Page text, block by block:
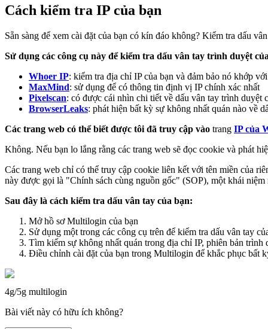
Cách kiểm tra IP của bạn
Sẵn sàng để xem cài đặt của bạn có kín đáo không? Kiểm tra dấu
Sử dụng các công cụ này để kiểm tra dấu vân tay trình duyệt
Whoer IP: kiểm tra địa chỉ IP của bạn và đảm bảo nó khớp
MaxMind: sử dụng để có thông tin định vị IP chính xác nhất
Pixelscan: có được cái nhìn chi tiết về dấu vân tay trình duyệt
BrowserLeaks: phát hiện bất kỳ sự không nhất quán nào về
Các trang web có thể biết được tôi đã truy cập vào trang IP của
Không. Nếu bạn lo lắng rằng các trang web sẽ đọc cookie và phát
Các trang web chỉ có thể truy cập cookie liên kết với tên miền của
này được gọi là "Chính sách cùng nguồn gốc" (SOP), một khái
Sau đây là cách kiểm tra dấu vân tay của bạn:
Mở hồ sơ Multilogin của bạn
Sử dụng một trong các công cụ trên để kiểm tra dấu vân tay
Tìm kiếm sự không nhất quán trong địa chỉ IP, phiên bản trình
Điều chỉnh cài đặt của bạn trong Multilogin để khắc phục bất
4g/5g multilogin
Bài viết này có hữu ích không?